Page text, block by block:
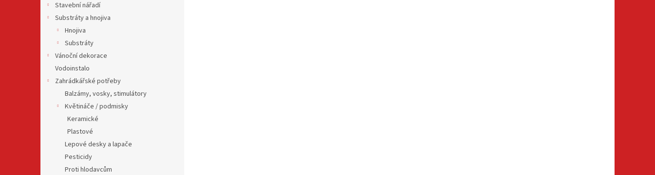
Stavební nářadí
Substráty a hnojiva
Hnojiva
Substráty
Vánoční dekorace
Vodoinstalo
Zahrádkářské potřeby
Balzámy, vosky, stimulátory
Květináče / podmisky
Keramické
Plastové
Lepové desky a lapače
Pesticidy
Proti hlodavcům